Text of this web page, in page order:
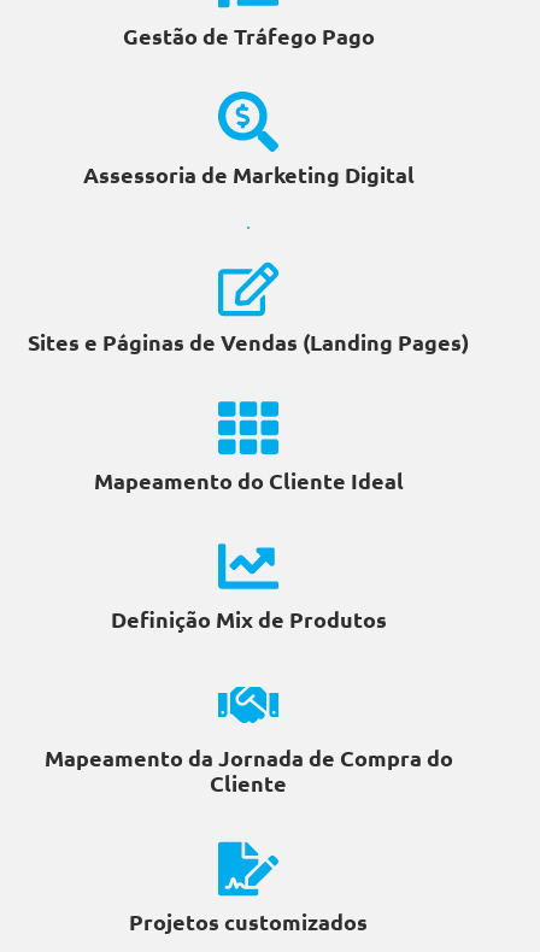
Gestão de Tráfego Pago
Assessoria de Marketing Digital
.
Sites e Páginas de Vendas (Landing Pages)
Mapeamento do Cliente Ideal
Definição Mix de Produtos
Mapeamento da Jornada de Compra do
Cliente
Projetos customizados